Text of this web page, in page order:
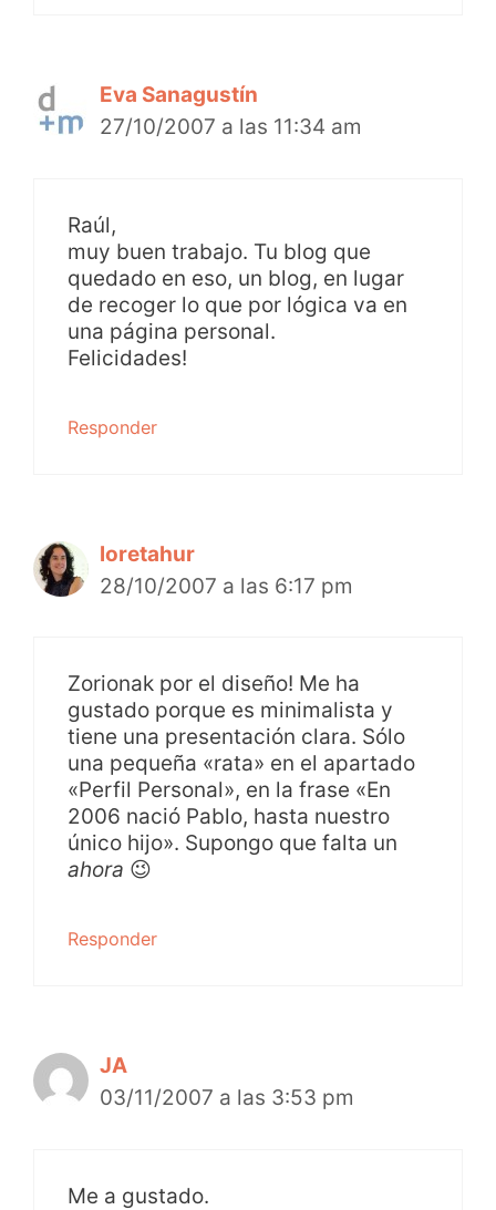
Eva Sanagustín
27/10/2007 a las 11:34 am
Raúl,
muy buen trabajo. Tu blog que
quedado en eso, un blog, en lugar
de recoger lo que por lógica va en
una página personal.
Felicidades!
Responder
loretahur
28/10/2007 a las 6:17 pm
Zorionak por el diseño! Me ha
gustado porque es minimalista y
tiene una presentación clara. Sólo
una pequeña «rata» en el apartado
«Perfil Personal», en la frase «En
2006 nació Pablo, hasta nuestro
único hijo». Supongo que falta un
ahora 😉
Responder
JA
03/11/2007 a las 3:53 pm
Me a gustado.